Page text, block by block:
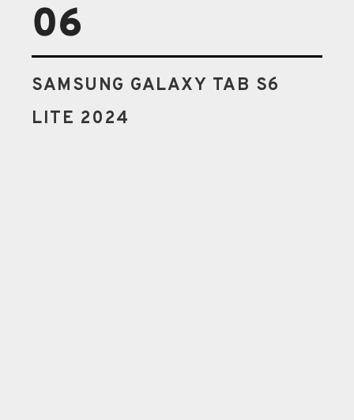
06
SAMSUNG GALAXY TAB S6
LITE 2024